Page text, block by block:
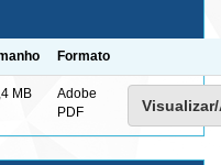
Formato
MB
Adobe
PDF